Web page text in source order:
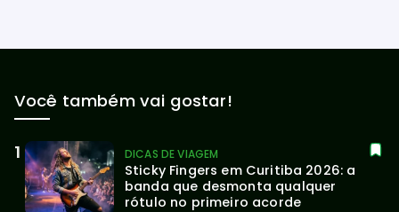
Você também vai gostar!
DICAS DE VIAGEM
Sticky Fingers em Curitiba 2026: a
banda que desmonta qualquer
rótulo no primeiro acorde